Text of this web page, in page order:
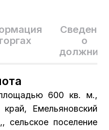
Сведения
о
600 кв. м.,
Емельяновский
сельское поселение